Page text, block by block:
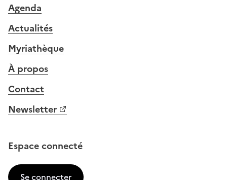
Agenda
Actualités
Myriathèque
À propos
Contact
Newsletter
Espace connecté
Se connecter